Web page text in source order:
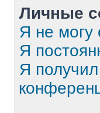
Личные
Я не могу
Я
Я